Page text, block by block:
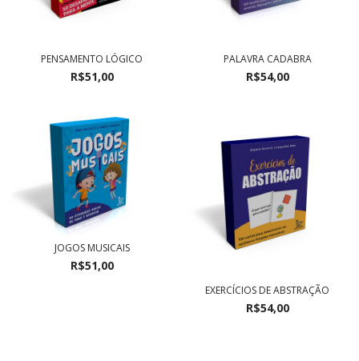
PENSAMENTO LÓGICO
R$51,00
PALAVRA CADABRA
R$54,00
JOGOS MUSICAIS
R$51,00
EXERCÍCIOS DE ABSTRAÇÃO
R$54,00